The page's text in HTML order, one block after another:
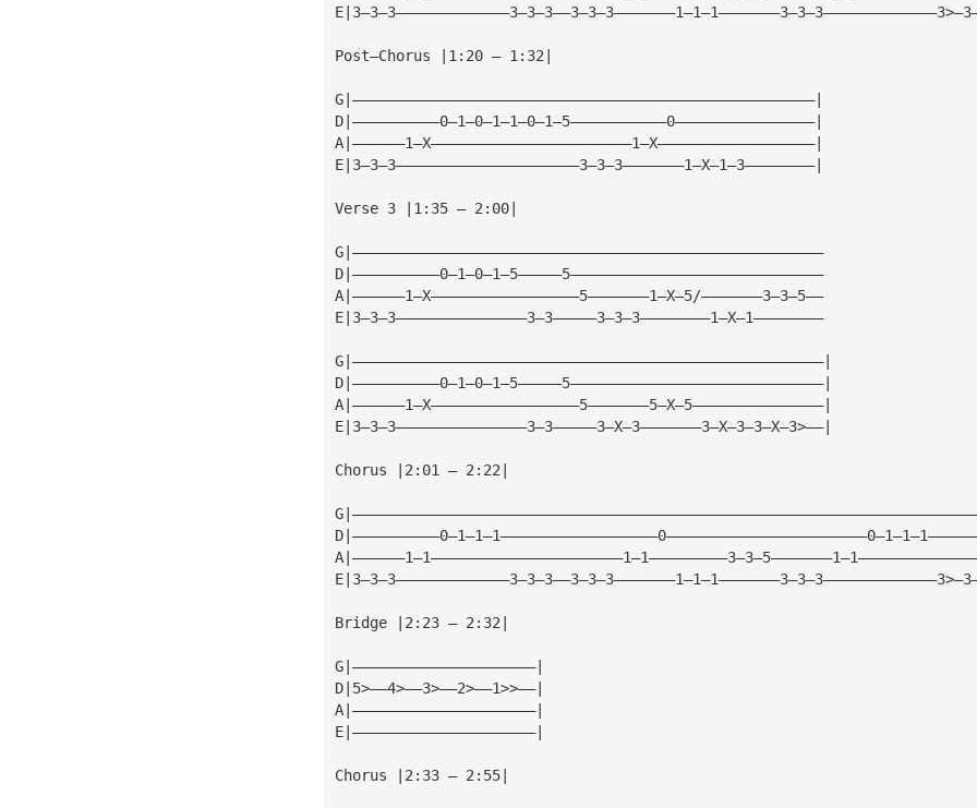
Post—Chorus |1:20 — 1:32|
G|—————————————————————————————————————————————————————|
D|——————————0—1—0—1—1—0—1—5———————————0————————————————|
A|——————1—X———————————————————————1—X——————————————————|
E|3—3—3—————————————————————3—3—3———————1—X—1—3————————|
Verse 3 |1:35 — 2:00|
G|——————————————————————————————————————————————————————
D|——————————0—1—0—1—5—————5—————————————————————————————
A|——————1—X—————————————————5———————1—X—5/———————3—3—5——
E|3—3—3———————————————3—3—————3—3—3————————1—X—1————————
G|——————————————————————————————————————————————————————|
D|——————————0—1—0—1—5—————5—————————————————————————————|
A|——————1—X—————————————————5———————5—X—5———————————————|
E|3—3—3———————————————3—3—————3—X—3———————3—X—3—3—X—3>——|
Chorus |2:01 — 2:22|
Bridge |2:23 — 2:32|
G|—————————————————————|
D|5>——4>——3>——2>——1>>——|
A|—————————————————————|
E|—————————————————————|
Chorus |2:33 — 2:55|